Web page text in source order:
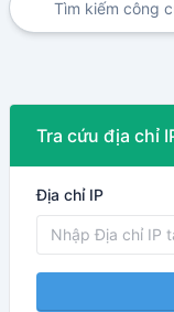
Tra cứu địa chỉ
Địa chỉ IP